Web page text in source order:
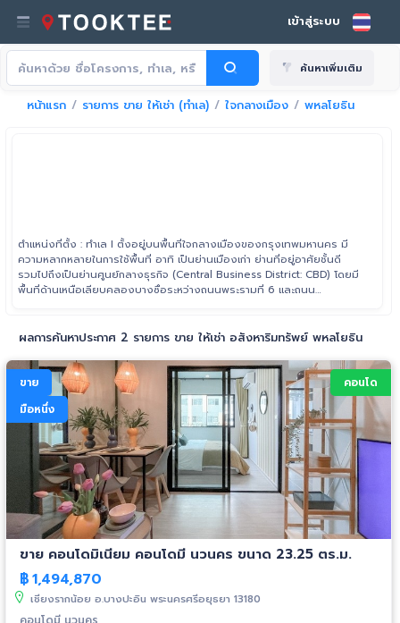
เข้าสู่ระบบ
ค้นหาเพิ่มเติม
หน้าแรก รายการ ขาย ให้เช่า (ทำเล) ใจกลางเมือง พหลโยธิน
ตำแหน่งที่ตั้ง : ทำเล I ตั้งอยู่บนพื้นที่ใจกลางเมืองของกรุงเทพมหานคร มี
ความหลากหลายในการใช้พื้นที่ อาทิ เป็นย่านเมืองเก่า ย่านที่อยู่อาศัยชั้นดี
รวมไปถึงเป็นย่านศูนย์กลางธุรกิจ (Central Business District: CBD) โดยมี
พื้นที่ด้านเหนือเลียบคลองบางซื่อระหว่างถนนพระรามที่ 6 และถนน
มหาราชวัง ไปจรดฝั่งจะวันออกเลียบทางพิเศษเฉลิมรัช เขตวัฒนา
ผลการค้นหาประกาศ 2 รายการ ขาย ให้เช่า อสังหาริมทรัพย์ พหลโยธิน
ขาย
มือหนึ่ง
คอนโด
ขาย คอนโดมิเนียม คอนโดมี นวนคร ขนาด 23.25 ตร.ม.
฿1,494,870
เชียงรากน้อย อ.บางปะอิน พระนครศรีอยุธยา 13180